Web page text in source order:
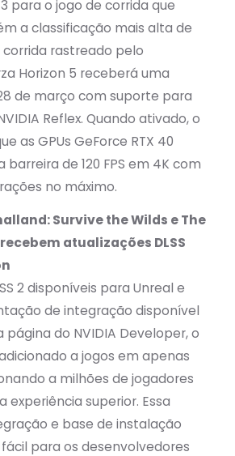
para o jogo de corrida que
a classificação mais alta de
rastreado pelo
Horizon 5 receberá uma
de março com suporte para
Reflex. Quando ativado, o
as GPUs GeForce RTX 40
barreira de 120 FPS em 4K com
no máximo.
Survive the Wilds e The
atualizações DLSS
2 disponíveis para Unreal e
de integração disponível
do NVIDIA Developer, o
a jogos em apenas
a milhões de jogadores
experiência superior. Essa
e base de instalação
para os desenvolvedores